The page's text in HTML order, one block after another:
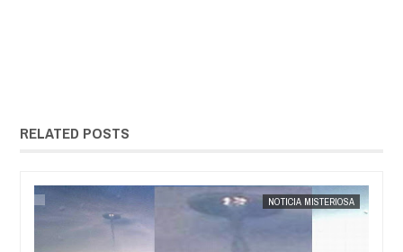
RELATED POSTS
NOTICIA MISTERIOSA EXTRANOTIX MISTERIO